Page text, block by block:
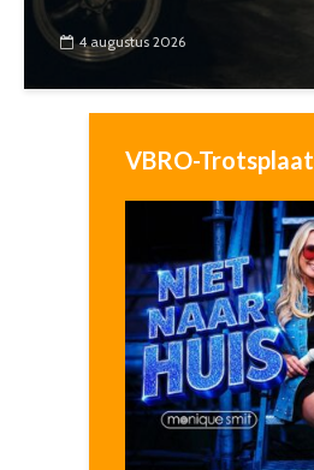
4 augustus 2026
VBRO-Trotsplaat